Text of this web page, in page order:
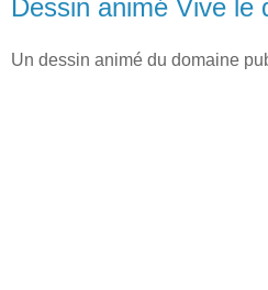
Dessin animé Vive le
Un dessin animé du domaine